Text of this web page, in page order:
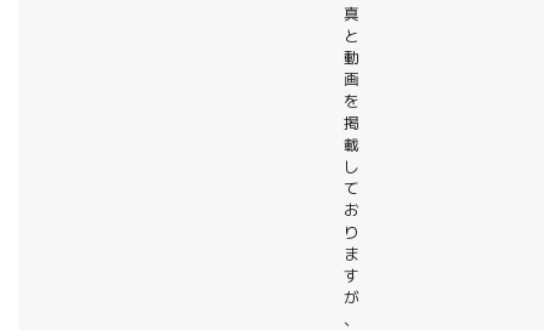
真
と
動
画
を
掲
載
し
て
お
り
ま
す
が
、